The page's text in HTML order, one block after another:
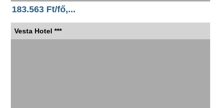
183.563 Ft/fő,...
Vesta Hotel ***